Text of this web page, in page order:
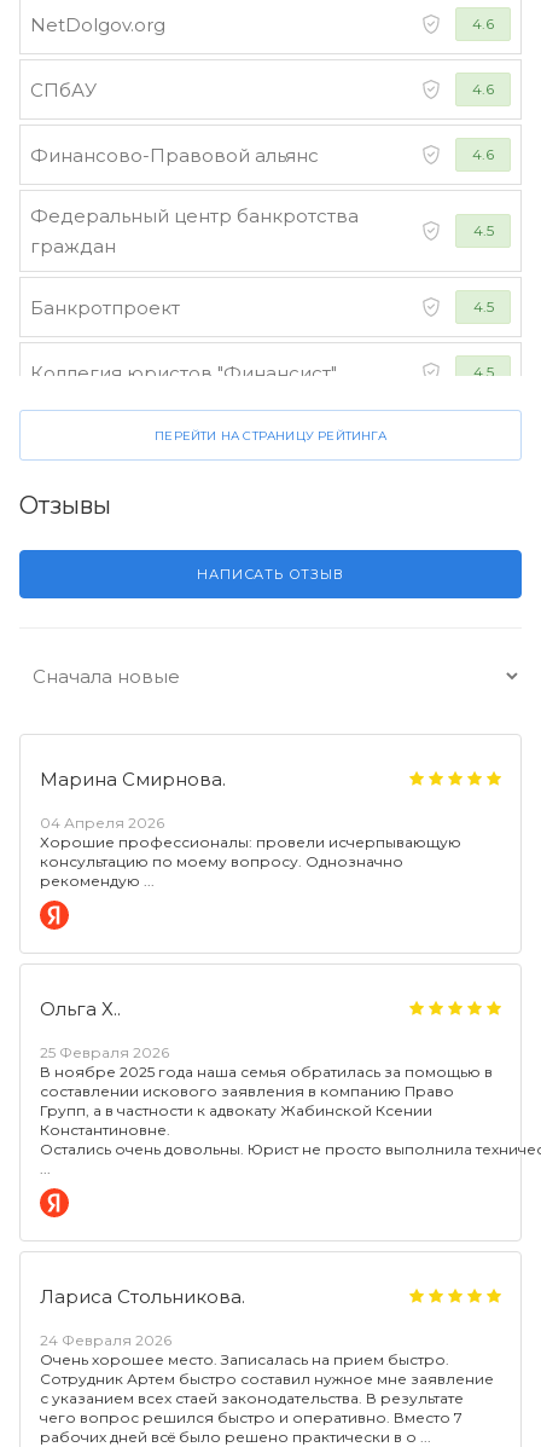
NetDolgov.org 4.6
СПбАУ 4.6
Финансово-Правовой альянс 4.6
Федеральный центр банкротства
граждан
4.5
Банкротпроект 4.5
Коллегия юристов "Финансист" 4.5
ПЕРЕЙТИ НА СТРАНИЦУ РЕЙТИНГА
Отзывы
НАПИСАТЬ ОТЗЫВ
Марина Смирнова.
04 Апреля 2026
Хорошие профессионалы: провели исчерпывающую
консультацию по моему вопросу. Однозначно
рекомендую
Ольга Х..
25 Февраля 2026
В ноябре 2025 года наша семья обратилась за помощью в
составлении искового заявления в компанию Право
Групп, а в частности к адвокату Жабинской Ксении
Константиновне.
Остались очень довольны. Юрист не просто выполнила
Лариса Стольникова.
24 Февраля 2026
Очень хорошее место. Записалась на прием быстро.
Сотрудник Артем быстро составил нужное мне заявление
с указанием всех стаей законодательства. В результате
чего вопрос решился быстро и оперативно. Вместо 7
рабочих дней всë было решено практически в о